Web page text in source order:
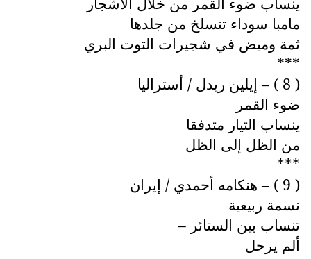
مامبا سوداء تنسلخ من جلدها
ثمة وميض في شجيرات التوت البري
***
( 8 ) – إيلين ريدل / أستراليا
ضوء القمر
ينساب التيار متدفقا
من الظل إلى الظل
***
( 9 ) – هنكامه أحمدي / إيران
نسمة ربيعية
تنساب بين الستائر –
ألم يرحل